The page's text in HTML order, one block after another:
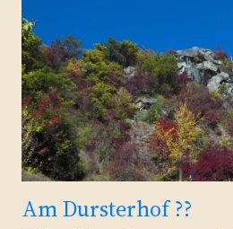
Am Dursterhof ??